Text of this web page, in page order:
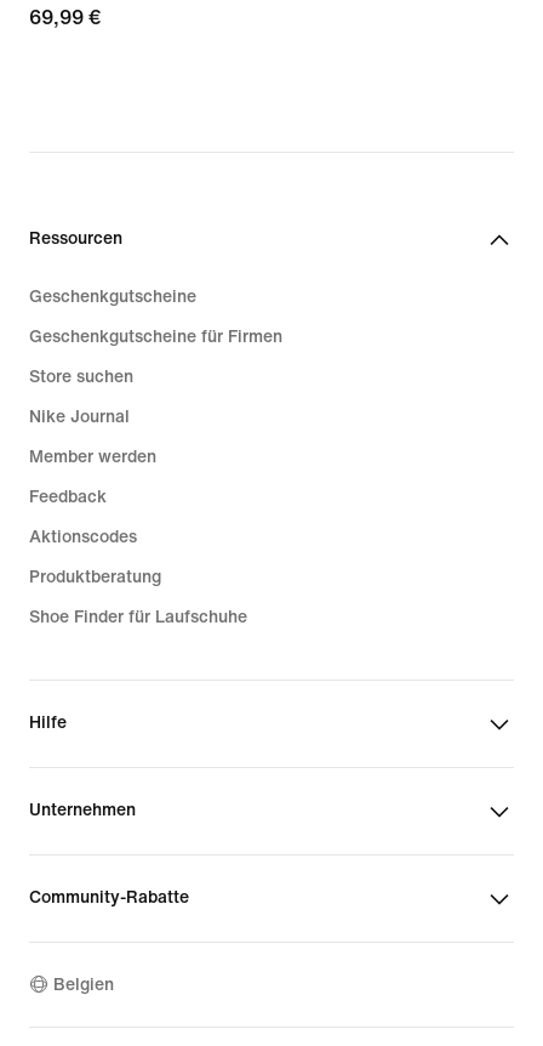
69,99 €
69,99 €
Ressourcen
Geschenkgutscheine
Geschenkgutscheine für Firmen
Store suchen
Nike Journal
Member werden
Feedback
Aktionscodes
Produktberatung
Shoe Finder für Laufschuhe
Hilfe
Unternehmen
Community-Rabatte
Belgien